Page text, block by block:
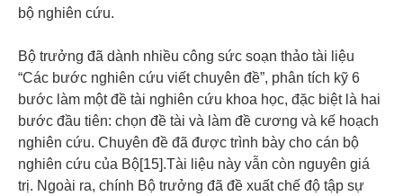
bộ nghiên cứu.
Bộ trưởng đã dành nhiều công sức soạn thảo tài liệu
“Các bước nghiên cứu viết chuyên đề”, phân tích kỹ 6
bước làm một đề tài nghiên cứu khoa học, đặc biệt là hai
bước đầu tiên: chọn đề tài và làm đề cương và kế hoạch
nghiên cứu. Chuyên đề đã được trình bày cho cán bộ
nghiên cứu của Bộ[15].Tài liệu này vẫn còn nguyên giá
trị. Ngoài ra, chính Bộ trưởng đã đề xuất chế độ tập sự